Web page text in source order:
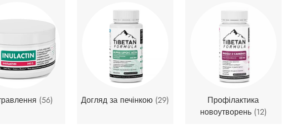
(56) Догляд за печінкою (29)
Профілактика
новоутворень (12)